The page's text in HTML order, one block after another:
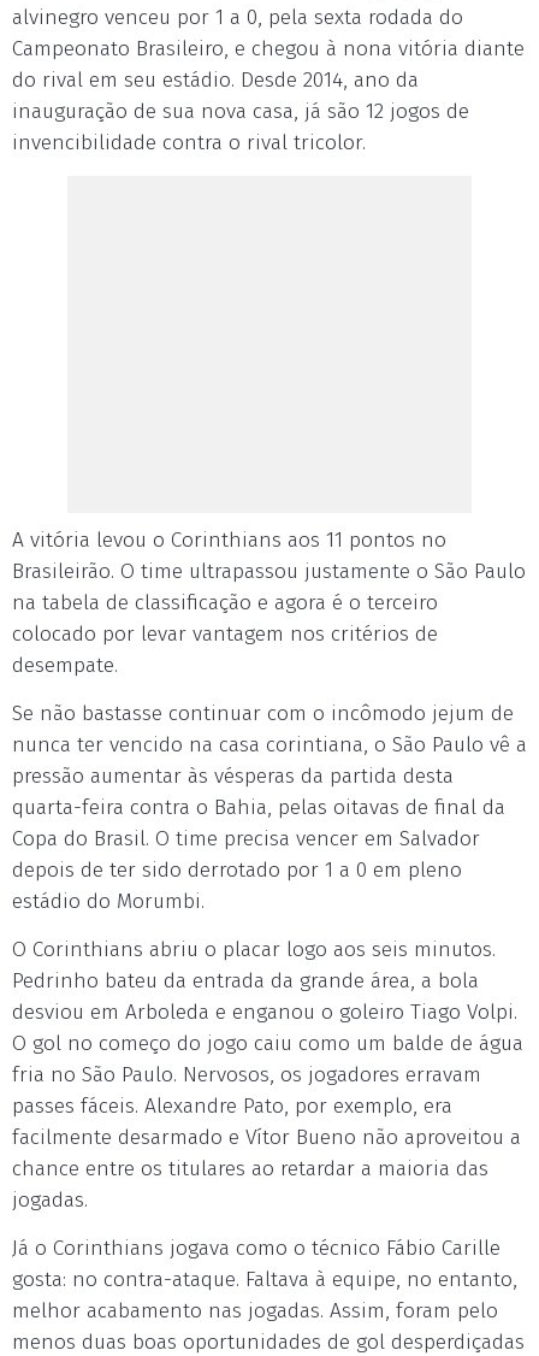
alvinegro venceu por 1 a 0, pela sexta rodada do
Campeonato Brasileiro, e chegou à nona vitória diante
do rival em seu estádio. Desde 2014, ano da
inauguração de sua nova casa, já são 12 jogos de
invencibilidade contra o rival tricolor.
A vitória levou o Corinthians aos 11 pontos no
Brasileirão. O time ultrapassou justamente o São Paulo
na tabela de classificação e agora é o terceiro
colocado por levar vantagem nos critérios de
desempate.
Se não bastasse continuar com o incômodo jejum de
nunca ter vencido na casa corintiana, o São Paulo vê a
pressão aumentar às vésperas da partida desta
quarta-feira contra o Bahia, pelas oitavas de final da
Copa do Brasil. O time precisa vencer em Salvador
depois de ter sido derrotado por 1 a 0 em pleno
estádio do Morumbi.
O Corinthians abriu o placar logo aos seis minutos.
Pedrinho bateu da entrada da grande área, a bola
desviou em Arboleda e enganou o goleiro Tiago Volpi.
O gol no começo do jogo caiu como um balde de água
fria no São Paulo. Nervosos, os jogadores erravam
passes fáceis. Alexandre Pato, por exemplo, era
facilmente desarmado e Vítor Bueno não aproveitou a
chance entre os titulares ao retardar a maioria das
jogadas.
Já o Corinthians jogava como o técnico Fábio Carille
gosta: no contra-ataque. Faltava à equipe, no entanto,
melhor acabamento nas jogadas. Assim, foram pelo
menos duas boas oportunidades de gol desperdiçadas